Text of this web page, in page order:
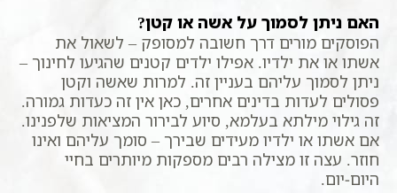
האם ניתן לסמוך על אשה או קטן?
הפוסקים מורים דרך חשובה למסופק – לשאול את
אשתו או את ילדיו. אפילו ילדים קטנים שהגיעו לחינוך –
ניתן לסמוך עליהם בעניין זה. למרות שאשה וקטן
פסולים לעדות בדינים אחרים, כאן אין זה כעדות גמורה.
זה גילוי מילתא בעלמא, סיוע לבירור המציאות שלפנינו.
אם אשתו או ילדיו מעידים שבירך – סומך עליהם ואינו
חוזר. עצה זו מצילה רבים מספקות מיותרים בחיי
היום-יום.